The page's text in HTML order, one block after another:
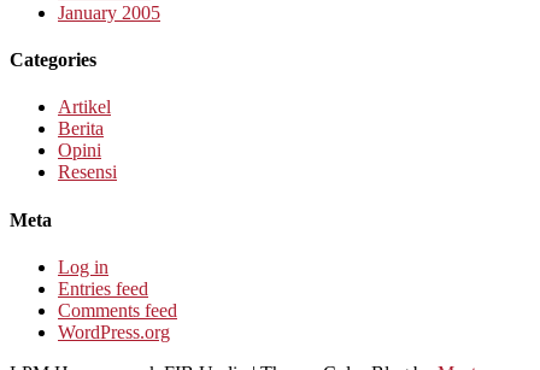
January 2005
Categories
Artikel
Berita
Opini
Resensi
Meta
Log in
Entries feed
Comments feed
WordPress.org